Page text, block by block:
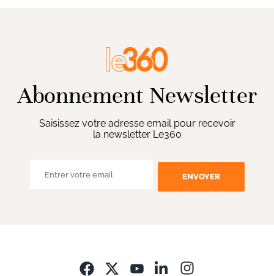
Abonnement Newsletter
Saisissez votre adresse email pour recevoir
la newsletter Le360
ENVOYER